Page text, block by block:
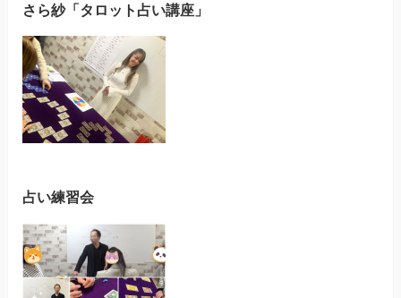
さら紗「タロット占い講座」
占い練習会